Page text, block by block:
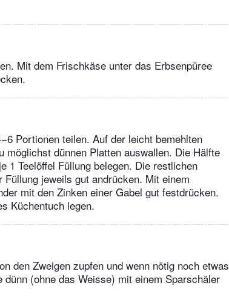
Mit dem Frischkäse unter das Erbsenpüree
Portionen teilen. Auf der leicht bemehlten
dünnen Platten auswallen. Die Hälfte
1 Teelöffel Füllung belegen. Die restlichen
jeweils gut andrücken. Mit einem
mit den Zinken einer Gabel gut festdrücken.
Küchentuch legen.
den Zweigen zupfen und wenn nötig noch etwas
(ohne das Weisse) mit einem Sparschäler